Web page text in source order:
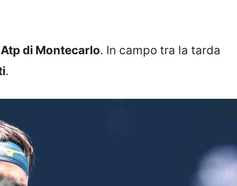
Atp di Montecarlo. In campo tra la tarda
.